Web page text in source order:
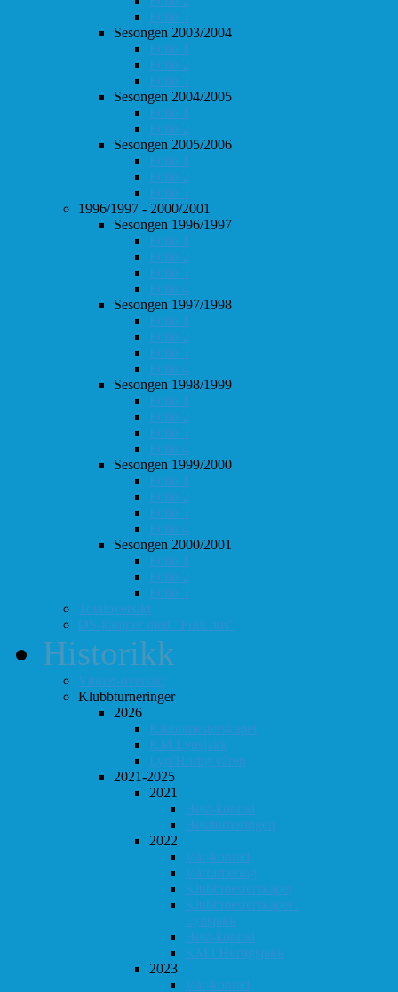
Follo 3
Sesongen 2003/2004
Follo 1
Follo 2
Follo 3
Sesongen 2004/2005
Follo 1
Follo 2
Sesongen 2005/2006
Follo 1
Follo 2
Follo 3
1996/1997 - 2000/2001
Sesongen 1996/1997
Follo 1
Follo 2
Follo 3
Follo 4
Sesongen 1997/1998
Follo 1
Follo 2
Follo 3
Follo 4
Sesongen 1998/1999
Follo 1
Follo 2
Follo 3
Follo 4
Sesongen 1999/2000
Follo 1
Follo 2
Follo 3
Follo 4
Sesongen 2000/2001
Follo 1
Follo 2
Follo 3
Totaloversikt
ØS-kamper med "Fullt hus"
Historikk
Vinner-oversikt
Klubbturneringer
2026
Klubbmesterskapet
KM Lynsjakk
Lyn/Hurtig våren
2021-2025
2021
Høst-konrad
Høstturneringen
2022
Vår-konrad
Vårturnering
Klubbmesterskapet
Klubbmesterskapet i
Lynsjakk
Høst-konrad
KM i Hurtigsjakk
2023
Vår-konrad